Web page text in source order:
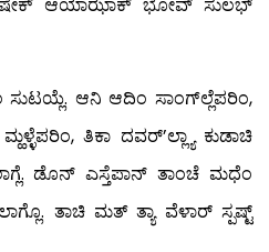
ಆನಿ ಆದಿಂ ಸಾಂಗ್‍ಲ್ಲೆಪರಿಂ,
ತಿಕಾ ದವರ್’ಲ್ಲ್ಯಾ ಕುಡಾಚಿ
ಡೊನ್ ಎಸ್ತೆಪಾನ್ ತಾಂಚೆ ಮಧೆಂ
ತಾಚಿ ಮತ್ ತ್ಯಾ ವೆಳಾರ್ ಸ್ಪಷ್ಟ್